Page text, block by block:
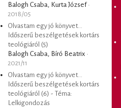
Balogh Csaba, Kurta József ·
2018/05
Olvastam egy jó könyvet...
Időszerű beszélgetések kortárs
teológiáról (5)
Balogh Csaba, Bíró Beatrix ·
2021/11
Olvastam egy jó könyvet...
Időszerű beszélgetések kortárs
teológiáról (6) - Téma:
Lelkigondozás